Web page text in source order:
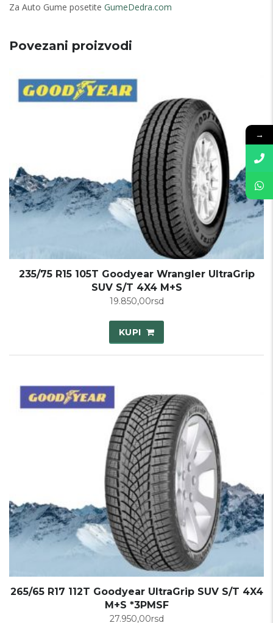
Za Auto Gume posetite GumeDedra.com
Povezani proizvodi
235/75 R15 105T Goodyear Wrangler UltraGrip
SUV S/T 4X4 M+S
19.850,00rsd
KUPI
265/65 R17 112T Goodyear UltraGrip SUV S/T 4X4
M+S *3PMSF
27.950,00rsd
→